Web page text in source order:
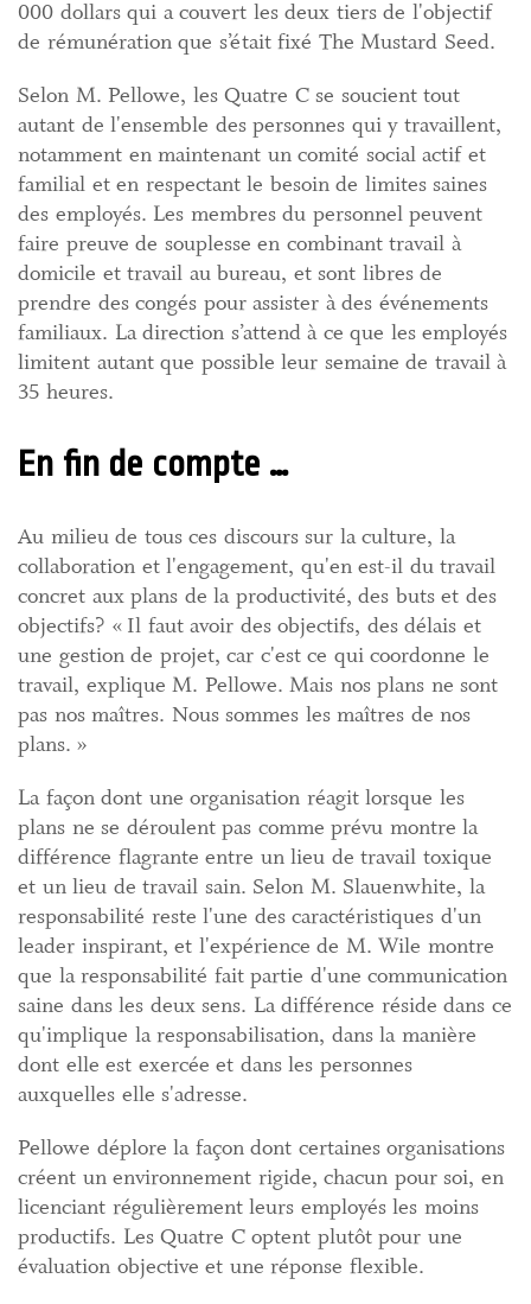
000 dollars qui a couvert les deux tiers de l'objectif
de rémunération que s’était fixé The Mustard Seed.
Selon M. Pellowe, les Quatre C se soucient tout
autant de l'ensemble des personnes qui y travaillent,
notamment en maintenant un comité social actif et
familial et en respectant le besoin de limites saines
des employés. Les membres du personnel peuvent
faire preuve de souplesse en combinant travail à
domicile et travail au bureau, et sont libres de
prendre des congés pour assister à des événements
familiaux. La direction s’attend à ce que les employés
limitent autant que possible leur semaine de travail à
35 heures.
En fin de compte …
Au milieu de tous ces discours sur la culture, la
collaboration et l'engagement, qu'en est-il du travail
concret aux plans de la productivité, des buts et des
objectifs? « Il faut avoir des objectifs, des délais et
une gestion de projet, car c'est ce qui coordonne le
travail, explique M. Pellowe. Mais nos plans ne sont
pas nos maîtres. Nous sommes les maîtres de nos
plans. »
La façon dont une organisation réagit lorsque les
plans ne se déroulent pas comme prévu montre la
différence flagrante entre un lieu de travail toxique
et un lieu de travail sain. Selon M. Slauenwhite, la
responsabilité reste l'une des caractéristiques d'un
leader inspirant, et l'expérience de M. Wile montre
que la responsabilité fait partie d'une communication
saine dans les deux sens. La différence réside dans ce
qu'implique la responsabilisation, dans la manière
dont elle est exercée et dans les personnes
auxquelles elle s'adresse.
Pellowe déplore la façon dont certaines organisations
créent un environnement rigide, chacun pour soi, en
licenciant régulièrement leurs employés les moins
productifs. Les Quatre C optent plutôt pour une
évaluation objective et une réponse flexible.